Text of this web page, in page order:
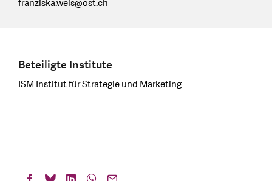
franziska.weis@ost.ch
Beteiligte Institute
ISM Institut für Strategie und Marketing